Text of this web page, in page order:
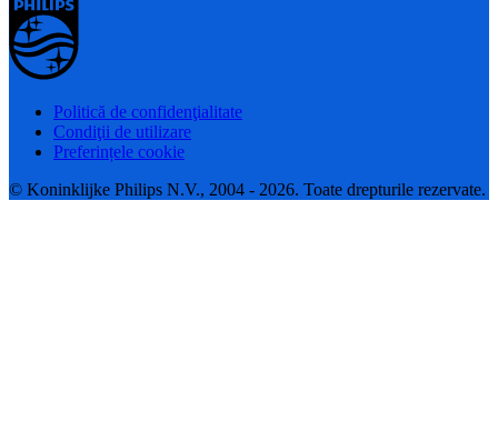
Politică de confidenţialitate
Condiţii de utilizare
Preferințele cookie
© Koninklijke Philips N.V., 2004 - 2026. Toate drepturile rezervate.